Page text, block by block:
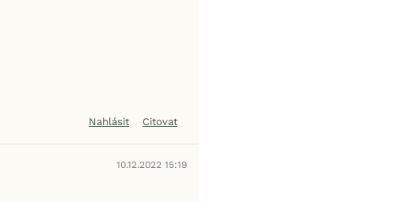
Nahlásit Citovat
10.12.2022 15:19